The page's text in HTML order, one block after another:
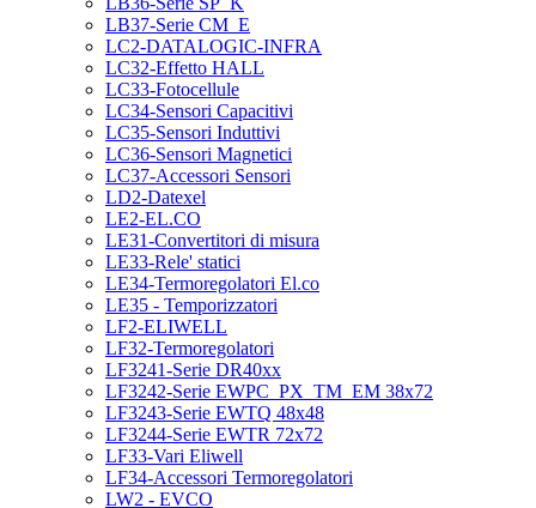
LB37-Serie CM_E
LC2-DATALOGIC-INFRA
LC32-Effetto HALL
LC33-Fotocellule
LC34-Sensori Capacitivi
LC35-Sensori Induttivi
LC36-Sensori Magnetici
LC37-Accessori Sensori
LD2-Datexel
LE2-EL.CO
LE31-Convertitori di misura
LE33-Rele' statici
LE34-Termoregolatori El.co
LE35 - Temporizzatori
LF2-ELIWELL
LF32-Termoregolatori
LF3241-Serie DR40xx
LF3242-Serie EWPC_PX_TM_EM 38x72
LF3243-Serie EWTQ 48x48
LF3244-Serie EWTR 72x72
LF33-Vari Eliwell
LF34-Accessori Termoregolatori
LW2 - EVCO